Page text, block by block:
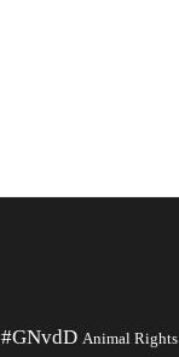
#GNvdD Animal Rights